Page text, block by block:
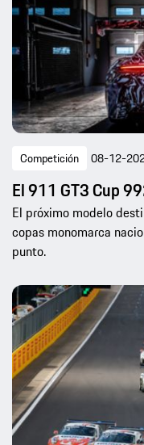
Competición 08-12-
El 911 GT3 Cup
El próximo modelo
copas monomarca
punto.